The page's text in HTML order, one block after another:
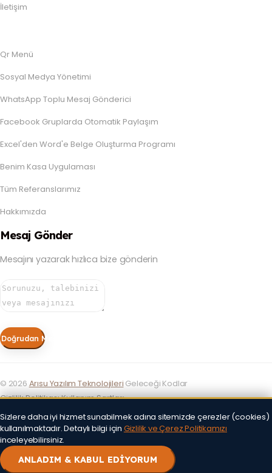
Sizlere daha iyi hizmet sunabilmek adına sitemizde çerezler (cookies)
kullanılmaktadır. Detaylı bilgi için Gizlilik ve Çerez Politikamızı
inceleyebilirsiniz.
ANLADIM & KABUL EDİYORUM
İletişim
Qr Menü
Sosyal Medya Yönetimi
WhatsApp Toplu Mesaj Gönderici
Facebook Gruplarda Otomatik Paylaşım
Excel'den Word'e Belge Oluşturma Programı
Benim Kasa Uygulaması
Tüm Referanslarımız
Hakkımızda
Mesaj Gönder
Mesajını yazarak hızlıca bize gönderin
Doğrudan Mesaj Gönder
© 2026 Arısu Yazılım Teknolojileri Geleceği Kodlar
Gizlilik PolitikasıKullanım Şartları